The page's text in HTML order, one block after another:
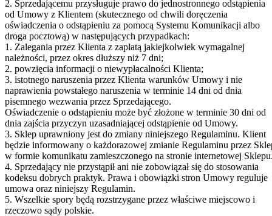
2. Sprzedającemu przysługuje prawo do jednostronnego odstąpienia
od Umowy z Klientem (skutecznego od chwili doręczenia
oświadczenia o odstąpieniu za pomocą Systemu Komunikacji albo
droga pocztową) w następujących przypadkach:
1. Zalegania przez Klienta z zapłatą jakiejkolwiek wymagalnej
należności, przez okres dłuższy niż 7 dni;
2. powzięcia informacji o niewypłacalności Klienta;
3. istotnego naruszenia przez Klienta warunków Umowy i nie
naprawienia powstałego naruszenia w terminie 14 dni od dnia
pisemnego wezwania przez Sprzedającego.
Oświadczenie o odstąpieniu może być złożone w terminie 30 dni od
dnia zajścia przyczyn uzasadniającej odstąpienie od Umowy.
3. Sklep uprawniony jest do zmiany niniejszego Regulaminu. Klient
będzie informowany o każdorazowej zmianie Regulaminu przez
w formie komunikatu zamieszczonego na stronie internetowej
4. Sprzedający nie przystąpił ani nie zobowiązał się do stosowania
kodeksu dobrych praktyk. Prawa i obowiązki stron Umowy reguluje
umowa oraz niniejszy Regulamin.
5. Wszelkie spory będą rozstrzygane przez właściwe miejscowo i
rzeczowo sądy polskie.